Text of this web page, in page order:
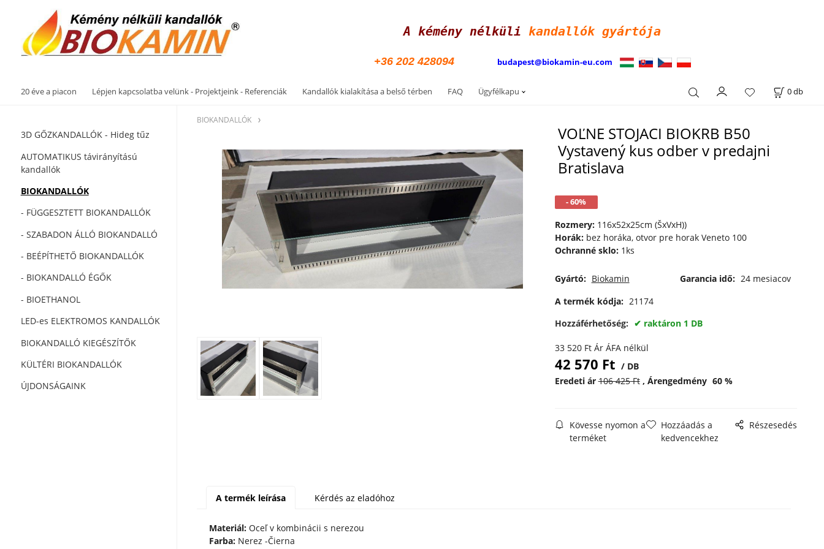
A kémény nélkülikandallókgyártója
+36 202 428094 budapest@biokamin-eu.com
20 éve a piacon Lépjen kapcsolatba velünk - Projektjeink - Referenciák Kandallók kialakítása a belső térben FAQ Ügyfélkapu 0 db
3D GŐZKANDALLÓK - Hideg tűz
AUTOMATIKUS távirányítású
kandallók
BIOKANDALLÓK
- FÜGGESZTETT BIOKANDALLÓK
- SZABADON ÁLLÓ BIOKANDALLÓ
- BEÉPÍTHETŐ BIOKANDALLÓK
- BIOKANDALLÓ ÉGŐK
- BIOETHANOL
LED-es ELEKTROMOS KANDALLÓK
BIOKANDALLÓ KIEGÉSZÍTŐK
KÜLTÉRI BIOKANDALLÓK
ÚJDONSÁGAINK
BIOKANDALLÓK
VOĽNE STOJACI BIOKRB B50
Vystavený kus odber v predajni
Bratislava
- 60%
Rozmery:116x52x25cm (ŠxVxH))
Horák: bez horáka, otvor pre horak Veneto 100
Ochranné sklo:1ks
Gyártó: Biokamin Garancia idő: 24 mesiacov
A termék kódja: 21174
Hozzáférhetőség:
raktáron 1 DB
33 520Ft Ár ÁFA nélkül
42 570 Ft
DB
Eredeti ár 106 425Ft Árengedmény 60%
Kövesse nyomon a
terméket
Hozzáadás a
kedvencekhez
Részesedés
A termék leírása Kérdés az eladóhoz
Materiál:Oceľ v kombinácii s nerezou
Farba: Nerez -Čierna